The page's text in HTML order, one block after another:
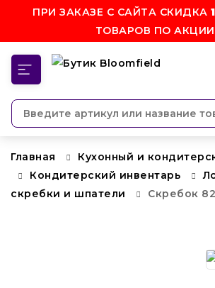
ПРИ ЗАКАЗЕ С САЙТА СКИДКА
ТОВАРОВ ПО АКЦИИ
Главная
Кухонный и
Кондитерский инвентарь
скребки и шпатели
Скребок